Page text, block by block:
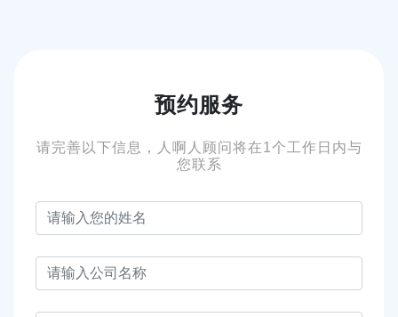
预约服务
请完善以下信息，人啊人顾问将在1个工作日内与
您联系